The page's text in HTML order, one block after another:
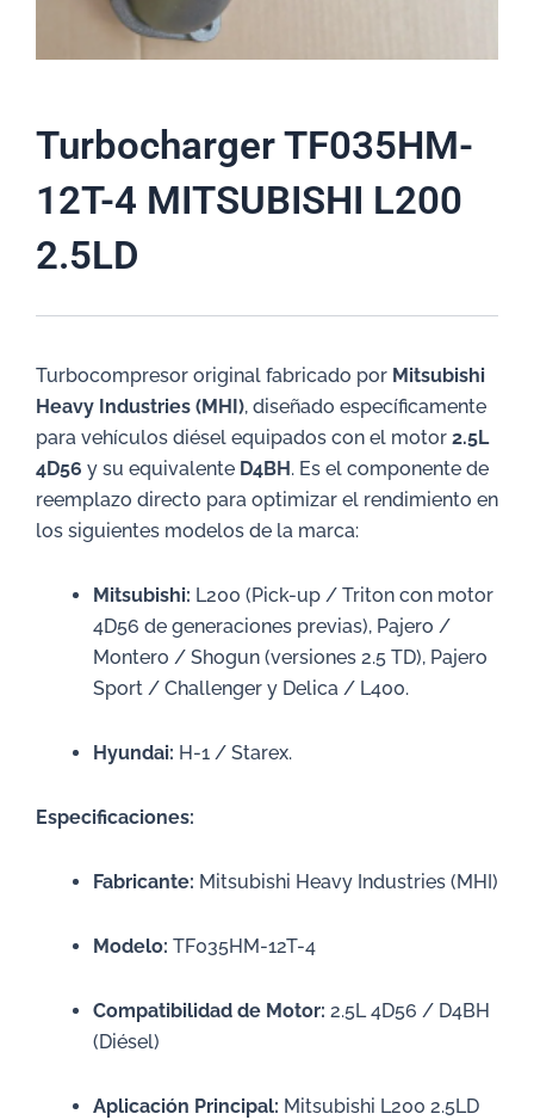
Turbocharger TF035HM-
12T-4 MITSUBISHI L200
2.5LD
Turbocompresor original fabricado por Mitsubishi
Heavy Industries (MHI), diseñado específicamente
para vehículos diésel equipados con el motor 2.5L
4D56 y su equivalente D4BH . Es el componente de
reemplazo directo para optimizar el rendimiento en
los siguientes modelos de la marca:
Mitsubishi: L200 (Pick-up / Triton con motor
4D56 de generaciones previas), Pajero /
Montero / Shogun (versiones 2.5 TD), Pajero
Sport / Challenger y Delica / L400.
Hyundai: H-1 / Starex.
Especificaciones:
Fabricante: Mitsubishi Heavy Industries (MHI)
Modelo: TF035HM-12T-4
Compatibilidad de Motor: 2.5L 4D56 / D4BH
(Diésel)
Aplicación Principal: Mitsubishi L200 2.5LD